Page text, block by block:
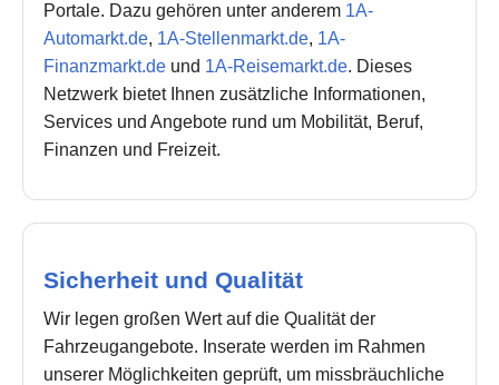
Portale. Dazu gehören unter anderem 1A-
Automarkt.de, 1A-Stellenmarkt.de, 1A-
Finanzmarkt.de und 1A-Reisemarkt.de. Dieses
Netzwerk bietet Ihnen zusätzliche Informationen,
Services und Angebote rund um Mobilität, Beruf,
Finanzen und Freizeit.
Sicherheit und Qualität
Wir legen großen Wert auf die Qualität der
Fahrzeugangebote. Inserate werden im Rahmen
unserer Möglichkeiten geprüft, um missbräuchliche